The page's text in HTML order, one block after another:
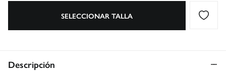
SELECCIONAR TALLA
Descripción